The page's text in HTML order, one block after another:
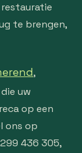
te brengen,
,
die uw
op een
ons op
436 305,